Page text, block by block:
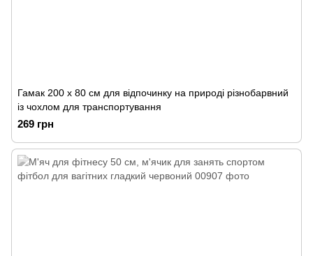
Гамак 200 х 80 см для відпочинку на природі різнобарвний
із чохлом для транспортування
269 грн